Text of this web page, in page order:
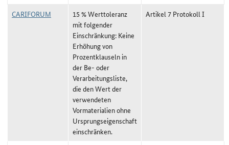
CARIFORUM
15 % Werttoleranz
mit folgender
Einschränkung: Keine
Erhöhung von
Prozentklauseln in
der Be- oder
Verarbeitungsliste,
die den Wert der
verwendeten
Vormaterialien ohne
Ursprungseigenschaft
einschränken.
Artikel 7 Protokoll I